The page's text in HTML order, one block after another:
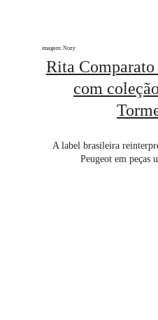
Rita Comparato
com
A label brasileira
Peugeot em peças
imagem: Nozy